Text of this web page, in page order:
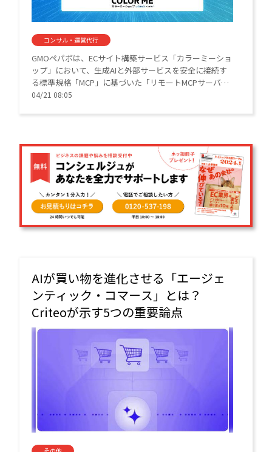
コンサル・運営代行
GMOペパボは、ECサイト構築サービス「カラーミーショ
ップ」において、生成AIと外部サービスを安全に接続す
る標準規格「MCP」に基づいた「リモートMCPサーバ
ー」の提供を開始した。
04/21 08:05
AIが買い物を進化させる「エージェ
ンティック・コマース」とは？
Criteoが示す5つの重要論点